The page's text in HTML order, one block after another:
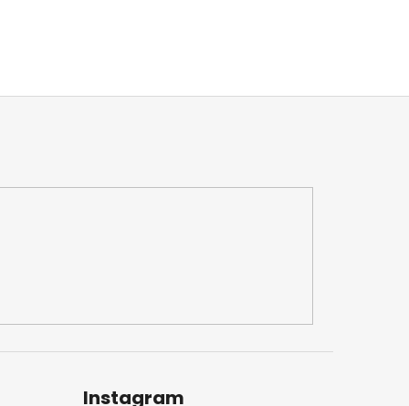
Instagram